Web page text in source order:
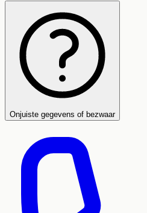
Onjuiste gegevens of bezwaar